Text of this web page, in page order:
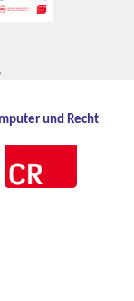
und Recht